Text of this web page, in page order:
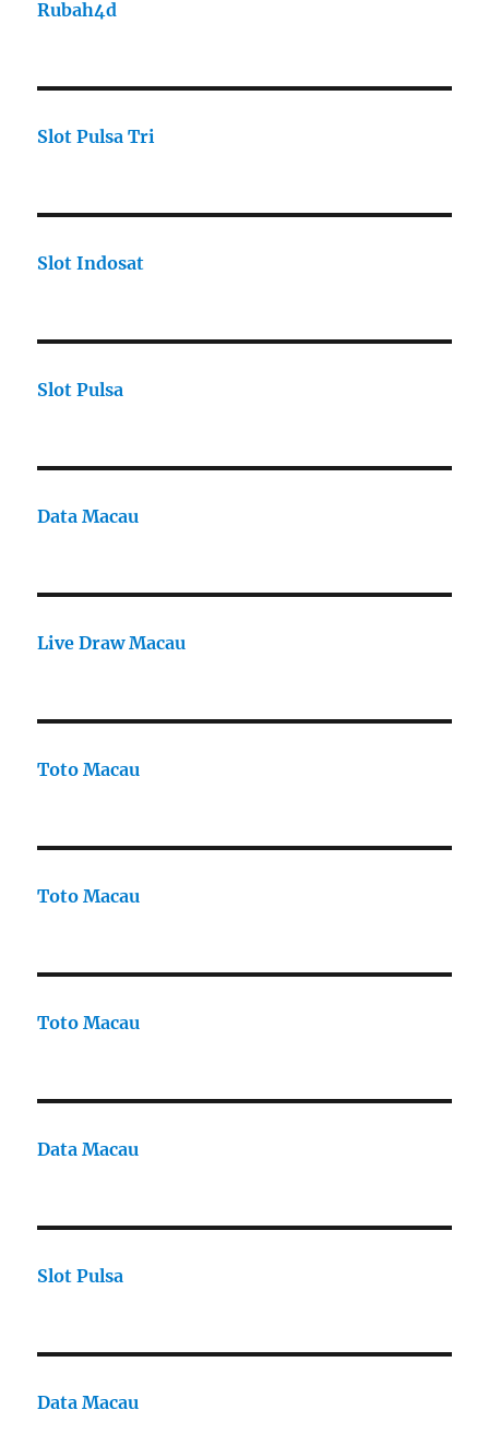
Rubah4d
Slot Pulsa Tri
Slot Indosat
Slot Pulsa
Data Macau
Live Draw Macau
Toto Macau
Toto Macau
Toto Macau
Data Macau
Slot Pulsa
Data Macau